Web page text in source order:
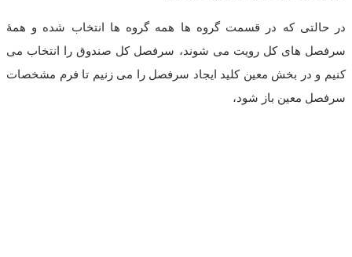
در حالتی که در قسمت گروه ها همه گروه ها انتخاب شده و همۀ
سرفصل های کل رویت می شوند، سرفصل کل صندوق را انتخاب می
کنیم و در بخش معین کلید ایجاد سرفصل را می زنیم تا فرم مشخصات
سرفصل معین باز شود،